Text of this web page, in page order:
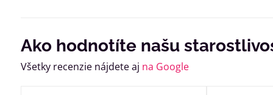
Ako hodnotíte našu
Všetky recenzie nájdete aj na Google